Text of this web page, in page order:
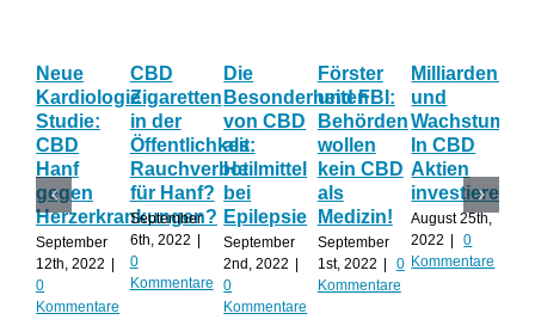
Neue
Kardiologie
Studie:
CBD
Hanf
gegen
Herzerkrankungen?
September
12th, 2022
0
Kommentare
CBD
Zigaretten
in der
Öffentlichkeit:
Rauchverbot
für Hanf?
September
6th, 2022
0
Kommentare
Die
Besonderheiten
von CBD
als
Heilmittel
bei
Epilepsie
September
2nd, 2022
0
Kommentare
Förster
und FBI:
Behörden
wollen
kein CBD
als
Medizin!
September
1st, 2022
0
Kommentare
und
Wachstum:
In CBD
Aktien
investieren?
August 25th,
2022
0
Kommentare